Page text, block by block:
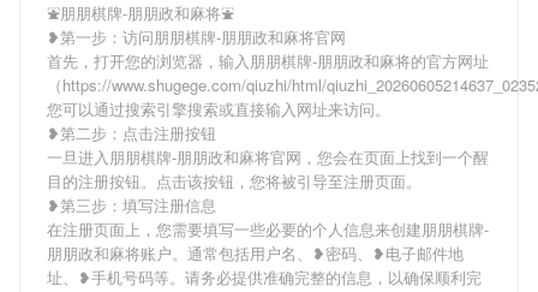
⛲朋朋棋牌-朋朋政和麻将⛲
❥第一步：访问朋朋棋牌-朋朋政和麻将官网
首先，打开您的浏览器，输入朋朋棋牌-朋朋政和麻将的官方网址
（https://www.shugege.com/qiuzhi/html/
您可以通过搜索引擎搜索或直接输入网址来访问。
❥第二步：点击注册按钮
一旦进入朋朋棋牌-朋朋政和麻将官网，您会在页面上找到一个醒
目的注册按钮。点击该按钮，您将被引导至注册页面。
❥第三步：填写注册信息
在注册页面上，您需要填写一些必要的个人信息来创建朋朋棋牌-
朋朋政和麻将账户。通常包括用户名、❥密码、❥电子邮件地
址、❥手机号码等。请务必提供准确完整的信息，以确保顺利完